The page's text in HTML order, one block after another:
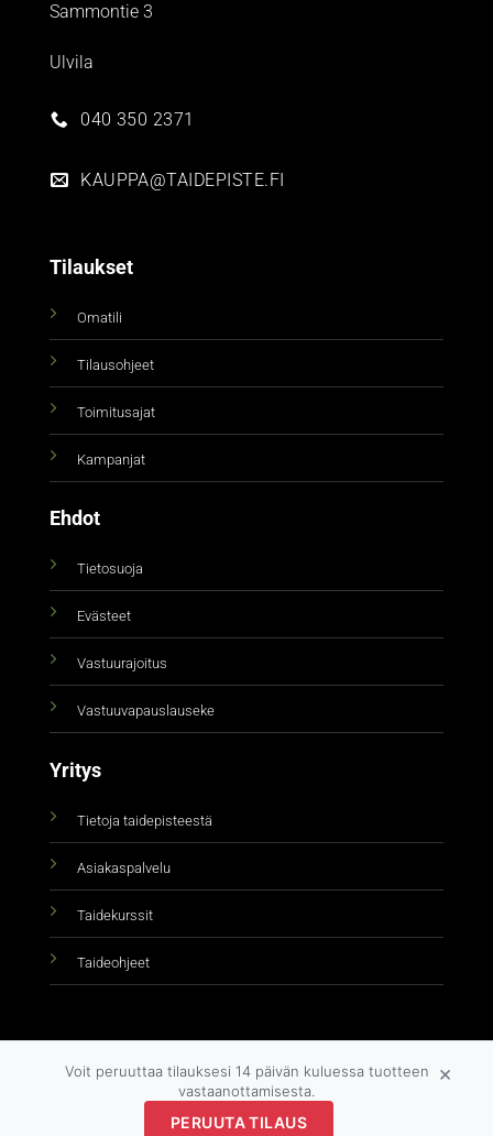
Sammontie 3
Ulvila
040 350 2371
KAUPPA@TAIDEPISTE.FI
Tilaukset
Omatili
Tilausohjeet
Toimitusajat
Kampanjat
Ehdot
Tietosuoja
Evästeet
Vastuurajoitus
Vastuuvapauslauseke
Yritys
Tietoja taidepisteestä
Asiakaspalvelu
Taidekurssit
Taideohjeet
Copyright 2026 ©taidepiste.fi
Voit peruuttaa tilauksesi 14 päivän kuluessa tuotteen
vastaanottamisesta.
PERUUTA TILAUS
×